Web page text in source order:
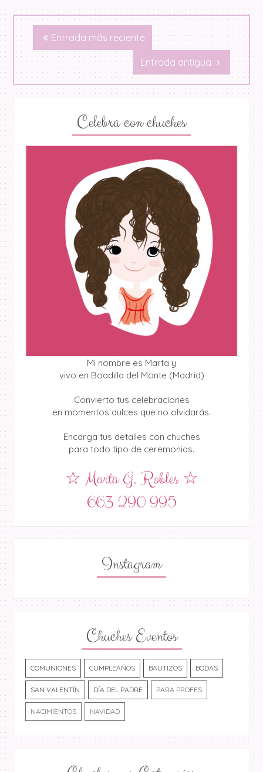
Entrada más reciente
Entrada antigua
Celebra con chuches
Mi nombre es Marta y
vivo en Boadilla del Monte (Madrid)
Convierto tus celebraciones
en momentos dulces que no olvidarás.
Encarga tus detalles con chuches
para todo tipo de ceremonias.
☆ Marta G. Robles ☆
663 290 995
Instagram
Chuches Eventos
COMUNIONES CUMPLEAÑOS BAUTIZOS BODAS
SAN VALENTÍN DÍA DEL PADRE PARA PROFES
NACIMIENTOS NAVIDAD